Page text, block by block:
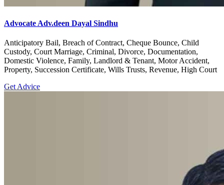
Advocate Adv.deen Dayal Sindhu
Anticipatory Bail, Breach of Contract, Cheque Bounce, Child
Custody, Court Marriage, Criminal, Divorce, Documentation,
Domestic Violence, Family, Landlord & Tenant, Motor Accident,
Property, Succession Certificate, Wills Trusts, Revenue, High Court
Get Advice